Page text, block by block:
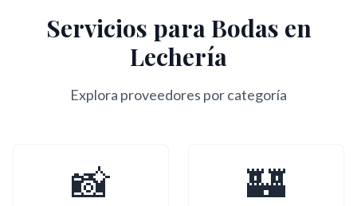
Servicios para Bodas en
Lechería
Explora proveedores por categoría
📸 🏰